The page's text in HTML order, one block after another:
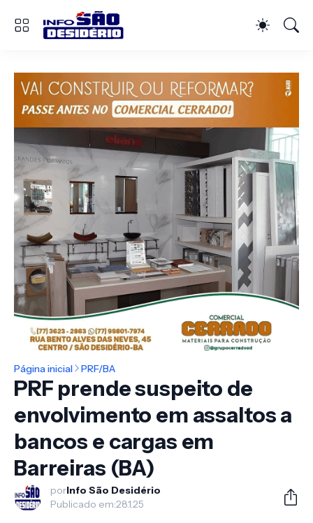
Página inicial PRF/BA
PRF prende suspeito de
envolvimento em assaltos a
bancos e cargas em
Barreiras (BA)
porInfo São Desidério
Publicado em:28.1.25